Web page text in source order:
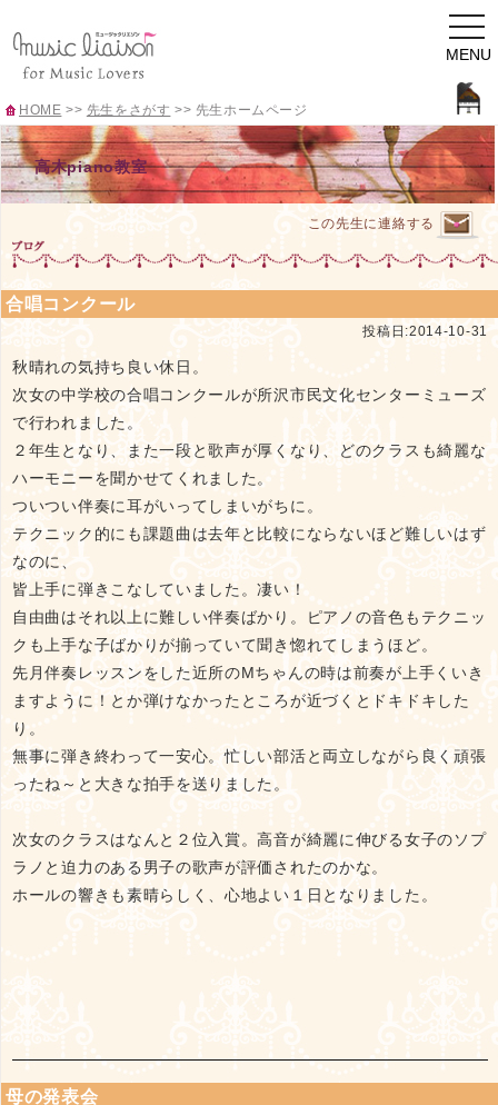
MENU
HOME >> 先生をさがす >> 先生ホームページ
高木piano教室
この先生に連絡する
合唱コンクール
投稿日:2014-10-31
秋晴れの気持ち良い休日。
次女の中学校の合唱コンクールが所沢市民文化センターミューズ
で行われました。
２年生となり、また一段と歌声が厚くなり、どのクラスも綺麗な
ハーモニーを聞かせてくれました。
ついつい伴奏に耳がいってしまいがちに。
テクニック的にも課題曲は去年と比較にならないほど難しいはず
なのに、
皆上手に弾きこなしていました。凄い！
自由曲はそれ以上に難しい伴奏ばかり。ピアノの音色もテクニッ
クも上手な子ばかりが揃っていて聞き惚れてしまうほど。
先月伴奏レッスンをした近所のMちゃんの時は前奏が上手くいき
ますように！とか弾けなかったところが近づくとドキドキした
り。
無事に弾き終わって一安心。忙しい部活と両立しながら良く頑張
ったね～と大きな拍手を送りました。
次女のクラスはなんと２位入賞。高音が綺麗に伸びる女子のソプ
ラノと迫力のある男子の歌声が評価されたのかな。
ホールの響きも素晴らしく、心地よい１日となりました。
母の発表会